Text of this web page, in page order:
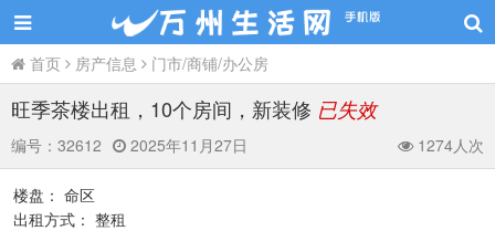
首页 房产信息 门市/商铺/办公房
旺季茶楼出租，10个房间，新装修 已失效
编号： 32612 2025年11月27日 1274人次
楼盘： 命区
出租方式： 整租